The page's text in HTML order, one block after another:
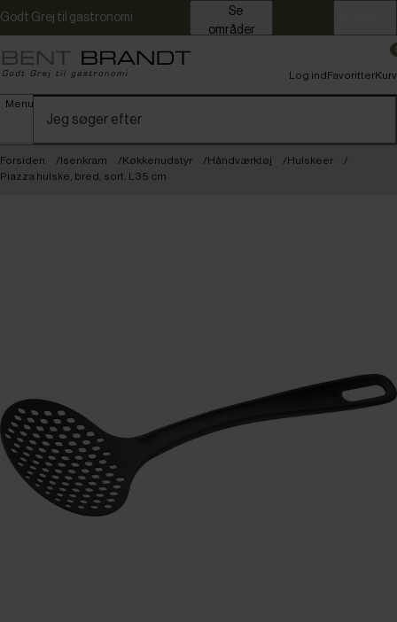
Godt Grej til gastronomi
områder
Menu
Log indFavoritterKurv
Forsiden Isenkram Køkkenudstyr Håndværktøj
Hulskeer
Piazza hulske, bred, sort, L35 cm